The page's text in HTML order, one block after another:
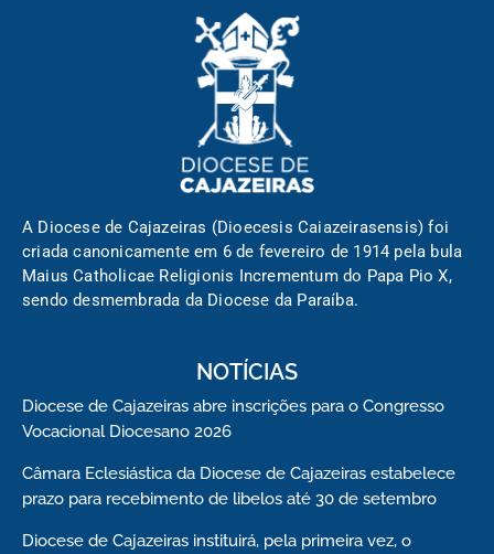
A Diocese de Cajazeiras (Dioecesis Caiazeirasensis) foi
criada canonicamente em 6 de fevereiro de 1914 pela bula
Maius Catholicae Religionis Incrementum do Papa Pio X,
sendo desmembrada da Diocese da Paraíba.
NOTÍCIAS
Diocese de Cajazeiras abre inscrições para o Congresso
Vocacional Diocesano 2026
Câmara Eclesiástica da Diocese de Cajazeiras estabelece
prazo para recebimento de libelos até 30 de setembro
Diocese de Cajazeiras instituirá, pela primeira vez, o